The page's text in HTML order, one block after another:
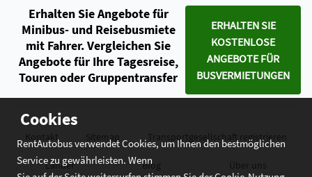
Cookies
RentAutobus verwendet Cookies, um Ihnen den bestmöglichen
Service zu gewährleisten. Wenn
Erhalten Sie Angebote für
Minibus- und Reisebusmiete
mit Fahrer. Vergleichen Sie
Angebote für Ihre Tagesreise,
Touren oder Gruppentransfer
ERHALTEN SIE
KOSTENLOSE
ANGEBOTE FÜR
BUSVERMIETUNGEN
Kontakt Sitemap Transportgesellschaft registrieren
Länder Blog Über uns